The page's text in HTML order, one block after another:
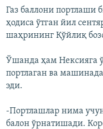
Газ баллони портлаши
ҳодиса ўтган йил
шаҳрининг Қўйлиқ
Ўшанда ҳам Нексияга
портлаган ва
эди.
-Портлашлар нима
балон ўрнатишади.